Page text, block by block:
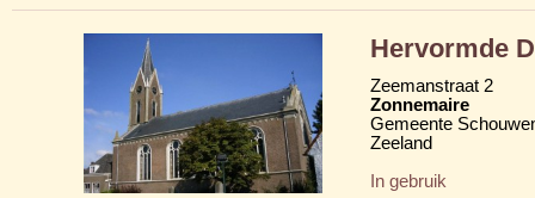
Hervormde
Zeemanstraat 2
Zonnemaire
Gemeente
Zeeland
In gebruik